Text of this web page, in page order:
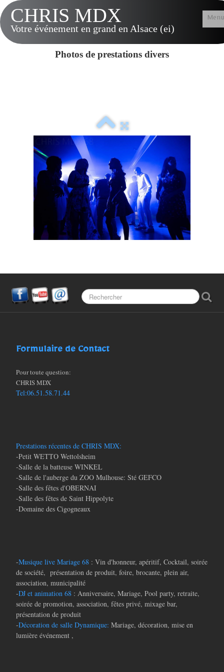
CHRIS MDX
Votre événement en grand en Alsace (ei)
Menu
Contact
Vidéos
Partenaires
Photos de prestations divers
Formulaire de Contact
Pour toute question:
CHRIS MDX
Tel:06.51.58.71.44
Prestations récentes de CHRIS MDX:
-Petit WETTO Wettolsheim
-Salle de la batteuse WINKEL
-Salle de l'auberge du ZOO Mulhouse: Sté GEFCO
-Salle des fêtes d'OBERNAI
-Salle des fêtes de Saint Hippolyte
-Domaine des Cigogneaux
-Musique live Mariage 68 : Vin d'honneur, apéritif, Cocktail, soirée
de société, présentation de produit, foire, brocante, plein air,
association, municipalité
-DJ et animation 68 : Anniversaire, Mariage, Pool party, retraite,
soirée de promotion, association, fêtes privé, mixage bar,
présentation de produit
-Décoration de salle Dynamique: Mariage, décoration, mise en
lumière événement ,